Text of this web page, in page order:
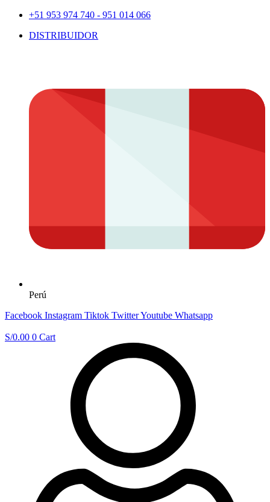
+51 953 974 740 - 951 014 066
DISTRIBUIDOR
Perú
Facebook Instagram Tiktok TwitterYoutube Whatsapp
S/0.00 0 Cart